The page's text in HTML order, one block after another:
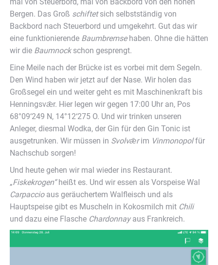
Bergen. Das Groß schiftetsich selbstständig von
Backbord nach Steuerbord und umgekehrt. Gut das wir
eine funktionierende Baumbremsehaben. Ohne die hätten
wir die Baumnockschon gesprengt.
Eine Meile nach der Brücke ist es vorbei mit dem Segeln.
Den Wind haben wir jetzt auf der Nase. Wir holen das
Großsegel ein und weiter geht es mit Maschinenkraft bis
Henningsvǣr. Hier legen wir gegen 17:00 Uhr an, Pos
68°09‘249 N, 14°12‘275 O. Und wir trinken unseren
Anleger, diesmal Wodka, der Gin für den Gin Tonic ist
ausgetrunken. Wir müssen in Svolvǣrim Vinmonopolfür
Nachschub sorgen!
Und heute gehen wir mal wieder ins Restaurant.
„Fiskekrogen“heißt es. Und wir essen als Vorspeise Wal
Carpaccioaus geräuchertem Walfleisch und als
Hauptspeise gibt es Muscheln in Kokosmilch mit Chili
und dazu eine Flasche Chardonnayaus Frankreich.